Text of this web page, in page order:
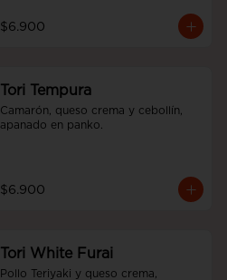
$6.900
Tori Tempura
Camarón, queso crema y cebollín,
apanado en panko.
$6.900
Tori White Furai
Pollo Teriyaki y queso crema,